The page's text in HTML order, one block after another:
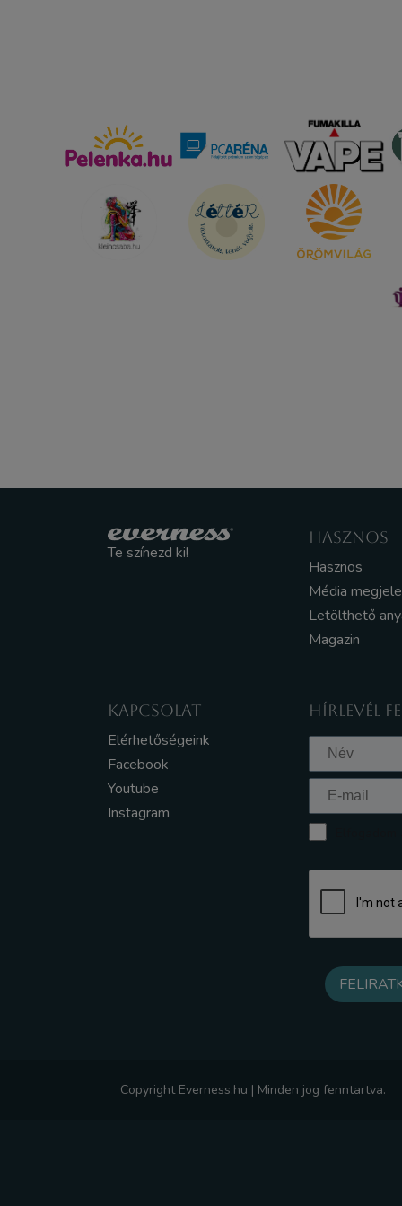
Te színezd ki!
HASZNOS
Hasznos
Média
Letölthető
Magazin
KAPCSOLAT
Elérhetőségeink
Facebook
Youtube
Instagram
HÍRLEVÉL
Copyright Everness.hu | Minden jog fenntartva.